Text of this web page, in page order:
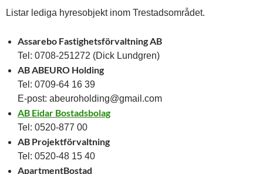
Listar lediga hyresobjekt inom Trestadsområdet.
Assarebo Fastighetsförvaltning AB
Tel: 0708-251272 (Dick Lundgren)
AB ABEURO Holding
Tel: 0709-64 16 39
E-post: abeuroholding@gmail.com
AB Eidar Bostadsbolag
Tel: 0520-877 00
AB Projektförvaltning
Tel: 0520-48 15 40
ApartmentBostad